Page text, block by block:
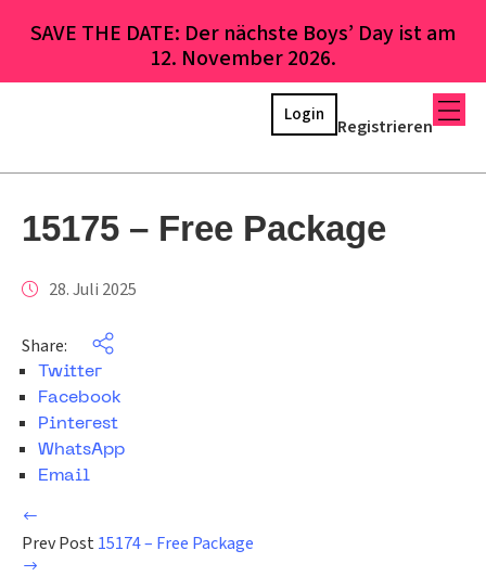
SAVE THE DATE: Der nächste Boys’ Day ist am
12. November 2026.
Registrieren
Login
15175 – Free Package
28. Juli 2025
Share:
Twitter
Facebook
Pinterest
WhatsApp
Email
Prev Post 15174 – Free Package